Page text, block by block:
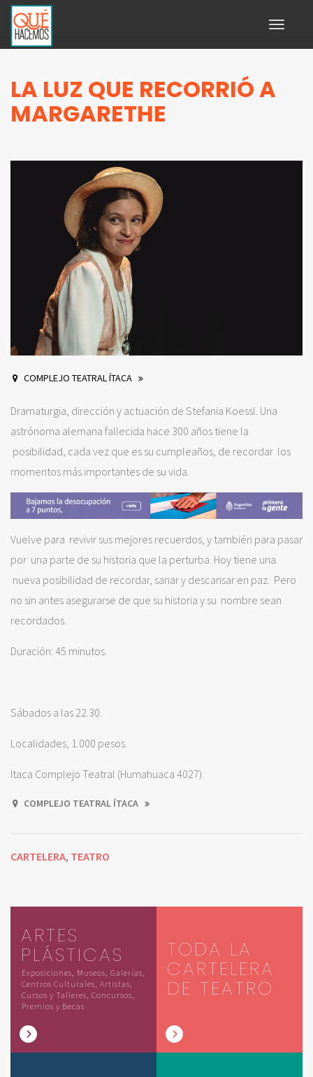
Toggle
LA LUZ QUE RECORRIÓ A
MARGARETHE
COMPLEJO TEATRAL ÍTACA
Dramaturgia, dirección y actuación de Stefania Koessl. Una
astrónoma alemana fallecida hace 300 años tiene la
posibilidad, cada vez que es su cumpleaños, de recordar los
momentos más importantes de su vida.
Vuelve para revivir sus mejores recuerdos, y también para pasar
por una parte de su historia que la perturba. Hoy tiene una
nueva posibilidad de recordar, sanar y descansar en paz. Pero
no sin antes asegurarse de que su historia y su nombre sean
recordados.
Duración: 45 minutos.
Sábados a las 22.30.
Localidades, 1.000 pesos.
Itaca Complejo Teatral (Humahuaca 4027).
COMPLEJO TEATRAL ÍTACA
CARTELERA, TEATRO
ARTES
PLÁSTICAS
Exposiciones, Museos, Galerías,
Centros Culturales, Artistas,
Cursos y Talleres, Concursos,
Premios y Becas
TODA LA
CARTELERA
DE TEATRO